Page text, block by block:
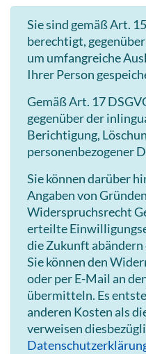
Sie sind gemäß Art.
berechtigt,
um umfangreiche
Ihrer Person
Gemäß Art. 17
gegenüber der
Berichtigung,
personenbezogener
Sie können darüber
Angaben von
Widerspruchsrecht
erteilte
die Zukunft
Sie können den
oder per E-Mail an
übermitteln. Es
anderen Kosten als
verweisen